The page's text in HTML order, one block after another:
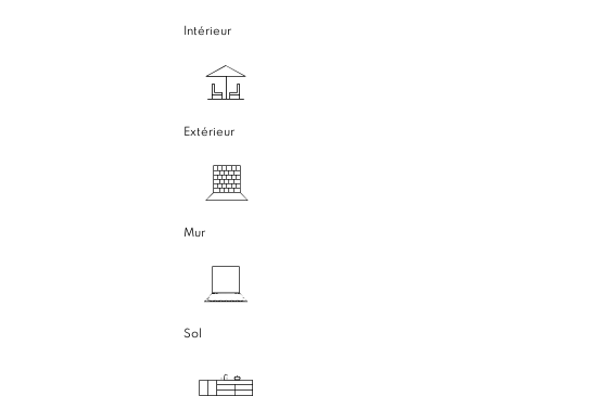
Intérieur
Extérieur
Mur
Sol